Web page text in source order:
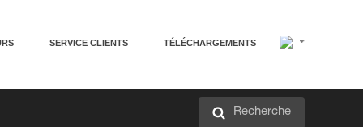
SERVICE CLIENTS TÉLÉCHARGEMENTS
Recherche